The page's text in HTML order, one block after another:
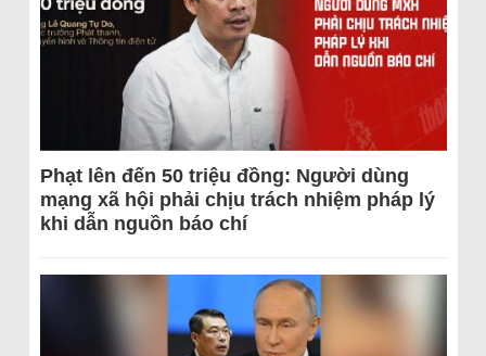
Phạt lên đến 50 triệu đồng: Người dùng
mạng xã hội phải chịu trách nhiệm pháp lý
khi dẫn nguồn báo chí